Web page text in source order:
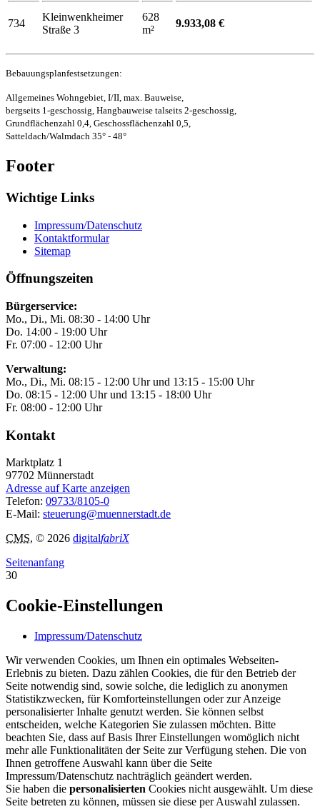
734
Kleinwenkheimer
Straße 3
628
m²
9.933,08 €
Bebauungsplanfestsetzungen:
Allgemeines Wohngebiet, I/II, max. Bauweise,
bergseits 1-geschossig, Hangbauweise talseits 2-geschossig,
Grundflächenzahl 0,4, Geschossflächenzahl 0,5,
Satteldach/Walmdach 35° - 48°
Footer
Wichtige Links
Impressum/Datenschutz
Kontaktformular
Sitemap
Öffnungszeiten
Bürgerservice:
Mo., Di., Mi. 08:30 - 14:00 Uhr
Do. 14:00 - 19:00 Uhr
Fr. 07:00 - 12:00 Uhr
Verwaltung:
Mo., Di., Mi. 08:15 - 12:00 Uhr und 13:15 - 15:00 Uhr
Do. 08:15 - 12:00 Uhr und 13:15 - 18:00 Uhr
Fr. 08:00 - 12:00 Uhr
Kontakt
Marktplatz 1
97702 Münnerstadt
Adresse auf Karte anzeigen
Telefon: 09733/8105-0
E-Mail: steuerung@muennerstadt.de
CMS, © 2026 digitalfabriX
Seitenanfang
30
Cookie-Einstellungen
Impressum/Datenschutz
Wir verwenden Cookies, um Ihnen ein optimales Webseiten-
Erlebnis zu bieten. Dazu zählen Cookies, die für den Betrieb der
Seite notwendig sind, sowie solche, die lediglich zu anonymen
Statistikzwecken, für Komforteinstellungen oder zur Anzeige
personalisierter Inhalte genutzt werden. Sie können selbst
entscheiden, welche Kategorien Sie zulassen möchten. Bitte
beachten Sie, dass auf Basis Ihrer Einstellungen womöglich nicht
mehr alle Funktionalitäten der Seite zur Verfügung stehen. Die von
Ihnen getroffene Auswahl kann über die Seite
Impressum/Datenschutz nachträglich geändert werden.
Sie haben die personalisierten Cookies nicht ausgewählt. Um diese
Seite betreten zu können, müssen sie diese per Auswahl zulassen.